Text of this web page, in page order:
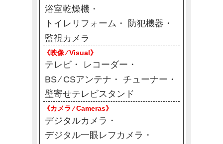
浴室乾燥機
トイレリフォーム
防犯機器
監視カメラ
《映像 ⁄ Visual》
テレビ
レコーダー
BS ⁄ CSアンテナ
チューナー
壁寄せテレビスタンド
《カメラ ⁄ Cameras》
デジタルカメラ
デジタル一眼レフカメラ